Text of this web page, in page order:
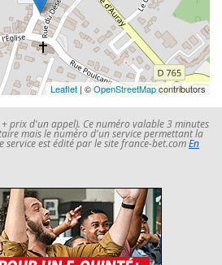
Leaflet | ©OpenStreetMapcontributors
prix d'un appel). Ce numéro valable 3 minutes
mais le numéro d'un service permettant la
service est édité par le site france-bet.comEn